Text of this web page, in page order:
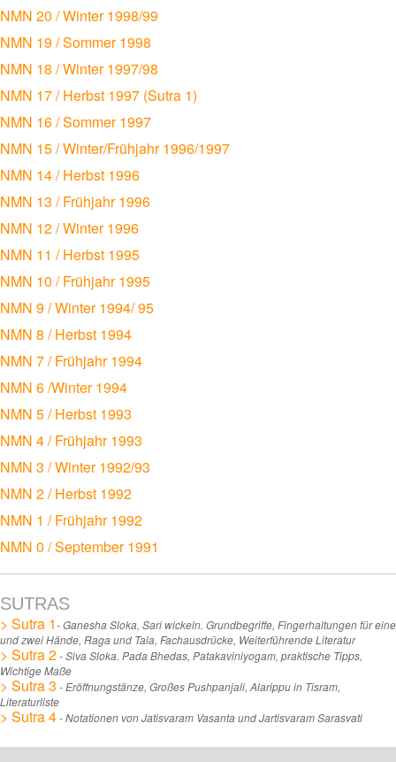
NMN 20 / Winter 1998/99
NMN 19 / Sommer 1998
NMN 18 / Winter 1997/98
NMN 17 / Herbst 1997 (Sutra 1)
NMN 16 / Sommer 1997
NMN 15 / Winter/Frühjahr 1996/1997
NMN 14 / Herbst 1996
NMN 13 / Frühjahr 1996
NMN 12 / Winter 1996
NMN 11 / Herbst 1995
NMN 10 / Frühjahr 1995
NMN 9 / Winter 1994/ 95
NMN 8 / Herbst 1994
NMN 7 / Frühjahr 1994
NMN 6 /Winter 1994
NMN 5 / Herbst 1993
NMN 4 / Frühjahr 1993
NMN 3 / Winter 1992/93
NMN 2 / Herbst 1992
NMN 1 / Frühjahr 1992
NMN 0 / September 1991
SUTRAS
> Sutra 1- Ganesha Sloka, Sari wickeln. Grundbegriffe, Fingerhaltungen für eine
und zwei Hände, Raga und Tala, Fachausdrücke, Weiterführende Literatur
> Sutra 2- Siva Sloka. Pada Bhedas, Patakaviniyogam, praktische Tipps,
Wichtige Maße
> Sutra 3 - Eröffnungstänze, Großes Pushpanjali, Alarippu in Tisram,
Literaturliste
> Sutra 4- Notationen von Jatisvaram Vasanta und Jartisvaram Sarasvati